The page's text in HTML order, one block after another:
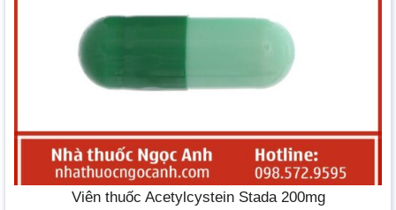
Viên thuốc Acetylcystein Stada 200mg